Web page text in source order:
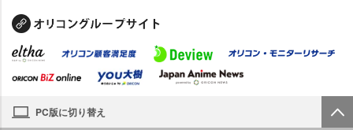
PC版に切り替え